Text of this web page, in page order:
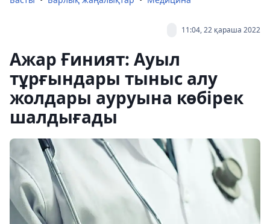
11:04, 22 қараша 2022
Ажар Ғиният: Ауыл
тұрғындары тыныс алу
жолдары ауруына көбірек
шалдығады